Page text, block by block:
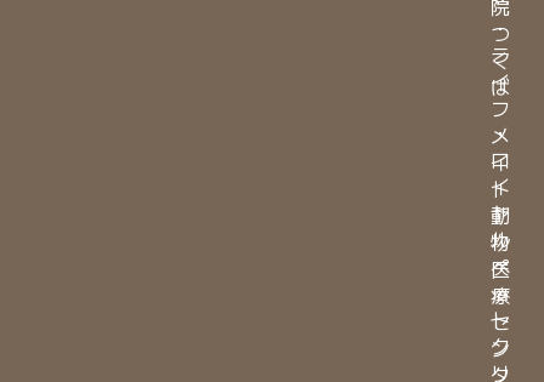
院
つ
く
ば
・
ロ
イ
ヤ
ル
ペ
ッ
ト
ク
リ
・
ラ
イ
フ
メ
イ
ト
動
物
医
療
セ
ン
タ